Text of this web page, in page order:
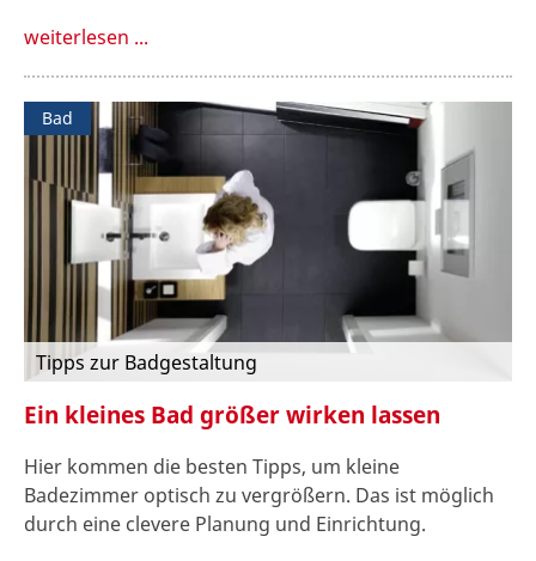
weiterlesen ...
Bad
Tipps zur Badgestaltung
Ein kleines Bad größer wirken lassen
Hier kommen die besten Tipps, um kleine
Badezimmer optisch zu vergrößern. Das ist möglich
durch eine clevere Planung und Einrichtung.